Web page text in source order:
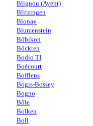
Blignou (Ayent)
Blitzingen
Blonay
Blumenstein
Böbikon
Böckten
Bodio TI
Boécourt
Bofflens
Bogis-Bossey
Bogno
Bôle
Bolken
Boll